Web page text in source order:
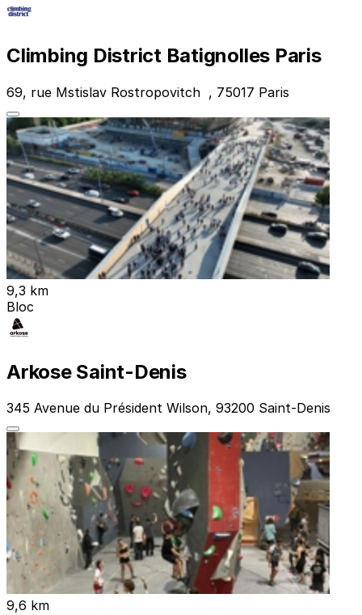
Climbing District Batignolles Paris
69, rue Mstislav Rostropovitch , 75017 Paris
9,3 km
Bloc
Arkose Saint-Denis
345 Avenue du Président Wilson, 93200 Saint-Denis
9,6 km